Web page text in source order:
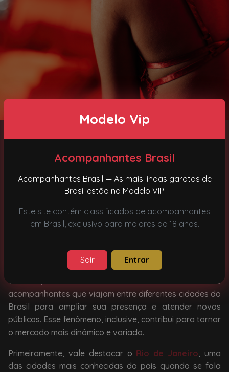
Influência de outras
capitais como Rio de
Janeiro e Belo
Horizonte
O cenário de
Acompanhantes em São José dos
não se limita apenas às profissionais locais. Na
verdade, existe um movimento bastante comum de
acompanhantes que viajam entre diferentes cidades do
Brasil para ampliar sua presença e atender novos
públicos. Esse fenômeno, inclusive, contribui para tornar
o mercado mais dinâmico e variado.
Primeiramente, vale destacar o Rio de Janeiro, uma
das cidades mais conhecidas do país quando se fala
Modelo Vip
Acompanhantes Brasil
Acompanhantes Brasil — As mais lindas garotas de
Brasil estão na Modelo VIP.
Este site contém classificados de acompanhantes
em Brasil, exclusivo para maiores de 18 anos.
Sair Entrar